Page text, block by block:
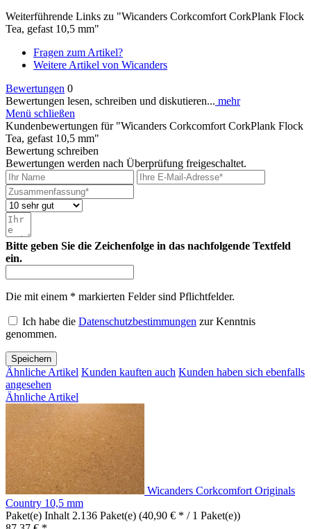
Weiterführende Links zu "Wicanders Corkcomfort CorkPlank Flock
Tea, gefast 10,5 mm"
Fragen zum Artikel?
Weitere Artikel von Wicanders
Bewertungen 0
Bewertungen lesen, schreiben und diskutieren... mehr
Menü schließen
Kundenbewertungen für "Wicanders Corkcomfort CorkPlank Flock
Tea, gefast 10,5 mm"
Bewertung schreiben
Bewertungen werden nach Überprüfung freigeschaltet.
Bitte geben Sie die Zeichenfolge in das nachfolgende Textfeld
ein.
Die mit einem * markierten Felder sind Pflichtfelder.
Ich habe die Datenschutzbestimmungen zur Kenntnis
genommen.
Speichern
Ähnliche Artikel Kunden kauften auch Kunden haben sich ebenfalls
angesehen
Ähnliche Artikel
Wicanders Corkcomfort Originals
Country 10,5 mm
Paket(e) Inhalt 2.136 Paket(e) (40,90 € * / 1 Paket(e))